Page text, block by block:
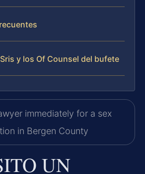
y los Of Counsel del bufete
UN